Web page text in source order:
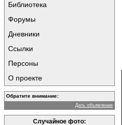
Библиотека
Форумы
Дневники
Ссылки
Персоны
О проекте
Обратите внимание:
Дать объявление
Случайное фото: